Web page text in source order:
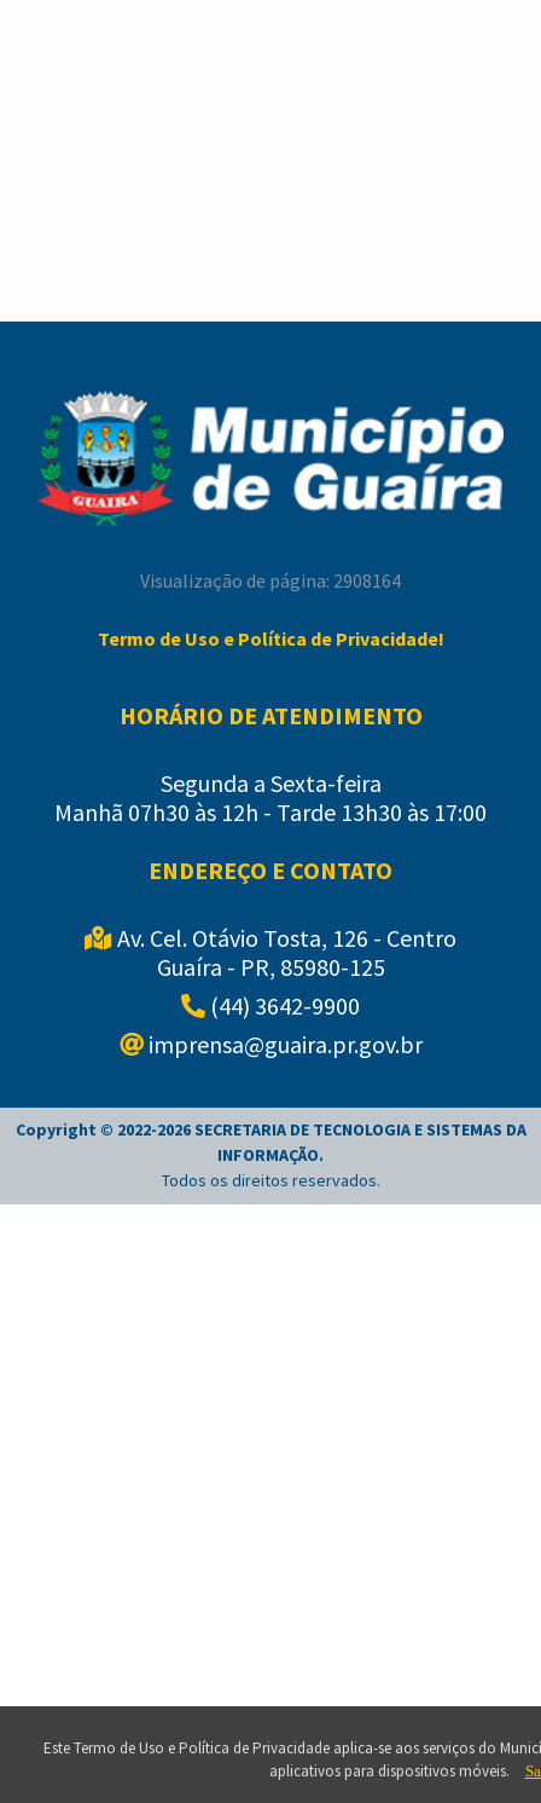
Visualização de página: 2908164
Termo de Uso e Política de Privacidade!
HORÁRIO DE ATENDIMENTO
Segunda a Sexta-feira
Manhã 07h30 às 12h - Tarde 13h30 às 17:00
ENDEREÇO E CONTATO
Av. Cel. Otávio Tosta, 126 - Centro
Guaíra - PR, 85980-125
(44) 3642-9900
imprensa@guaira.pr.gov.br
Copyright © 2022-2026SECRETARIA DE TECNOLOGIA E SISTEMAS DA
INFORMAÇÃO.
Todos os direitos reservados.
Este Termo de Uso e Política de Privacidade aplica-se aos serviços do
aplicativos para dispositivos móveis.